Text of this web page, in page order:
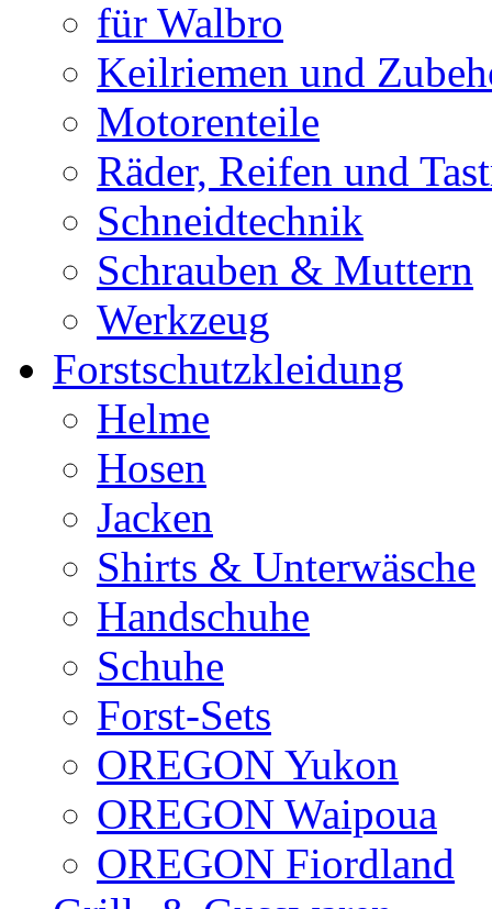
für Walbro
Keilriemen und
Motorenteile
Räder, Reifen und
Schneidtechnik
Schrauben & Muttern
Werkzeug
Forstschutzkleidung
Helme
Hosen
Jacken
Shirts & Unterwäsche
Handschuhe
Schuhe
Forst-Sets
OREGON Yukon
OREGON Waipoua
OREGON Fiordland